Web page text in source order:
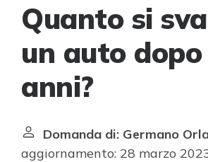
Quanto si
un auto dopo
anni?
Domanda di: Germano
aggiornamento: 28 marzo